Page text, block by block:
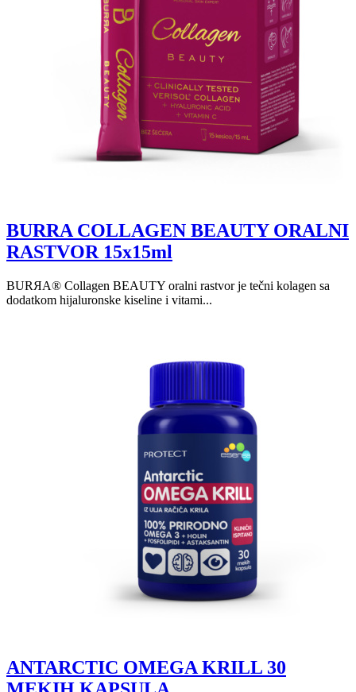
BURRA COLLAGEN BEAUTY ORALNI
RASTVOR 15x15ml
BURЯA® Collagen BEAUTY oralni rastvor je tečni kolagen sa
dodatkom hijaluronske kiseline i vitami...
ANTARCTIC OMEGA KRILL 30